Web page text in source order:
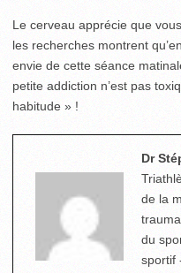
Le cerveau apprécie que
les recherches montrent
envie de cette séance
petite addiction n’est pas
habitude » !
Dr
de la
du
sportif